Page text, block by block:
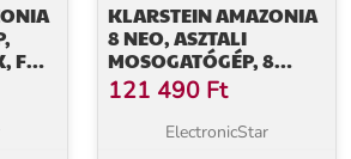
F
KLARSTEIN AMAZONIA
8 NEO, ASZTALI
MOSOGATÓGÉP, 8
PROGRAM, LED
KIJELZŐ, FEKETE
121 490 Ft
ElectronicStar